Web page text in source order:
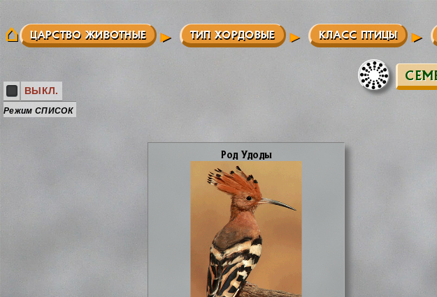
ЦАРСТВО ЖИВОТНЫЕ ТИП ХОРДОВЫЕ КЛАСС ПТИЦЫ
ВЫКЛ.
Режим СПИСОК
Род Удо­ды